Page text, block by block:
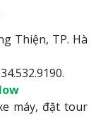
Thiện, TP. Hà
máy, đặt tour